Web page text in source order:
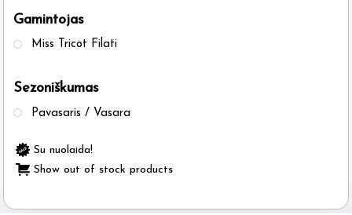
Gamintojas
Miss Tricot Filati
Sezoniškumas
Pavasaris / Vasara
Su nuolaida!
Show out of stock products